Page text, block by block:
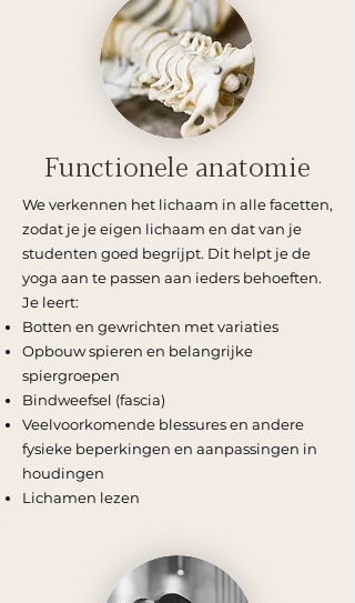
Functionele anatomie
We verkennen het lichaam in alle facetten,
zodat je je eigen lichaam en dat van je
studenten goed begrijpt. Dit helpt je de
yoga aan te passen aan ieders behoeften.
Je leert:
Botten en gewrichten met variaties
Opbouw spieren en belangrijke
spiergroepen
Bindweefsel (fascia)
Veelvoorkomende blessures en andere
fysieke beperkingen en aanpassingen in
houdingen
Lichamen lezen